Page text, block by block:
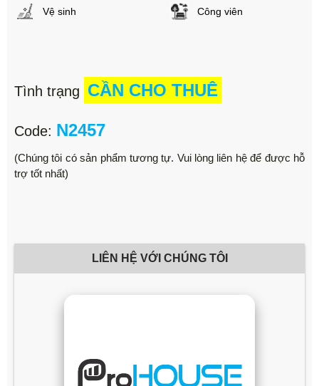
Vệ sinh Công viên
Tình trạng CẦN CHO THUÊ
Code: N2457
(Chúng tôi có sản phẩm tương tự. Vui lòng liên hệ để được hỗ
trợ tốt nhất)
LIÊN HỆ VỚI CHÚNG TÔI